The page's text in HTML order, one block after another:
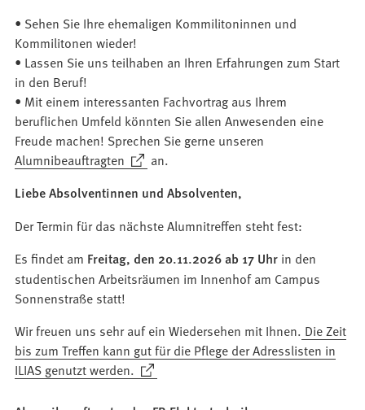
• Sehen Sie Ihre ehemaligen Kommilitoninnen und
Kommilitonen wieder!
• Lassen Sie uns teilhaben an Ihren Erfahrungen zum Start
in den Beruf!
• Mit einem interessanten Fachvortrag aus Ihrem
beruflichen Umfeld könnten Sie allen Anwesenden eine
Freude machen! Sprechen Sie gerne unseren
Alumnibeauftragten
(Öffnet
einem
neuen
an.
Liebe Absolventinnen und Absolventen,
Der Termin für das nächste Alumnitreffen steht fest:
Es findet am Freitag, den 20.11.2026 ab 17 Uhr in den
studentischen Arbeitsräumen im Innenhof am Campus
Sonnenstraße statt!
Wir freuen uns sehr auf ein Wiedersehen mit Ihnen. Die Zeit
bis zum Treffen kann gut für die Pflege der Adresslisten in
ILIAS genutzt werden.
(Öffnet